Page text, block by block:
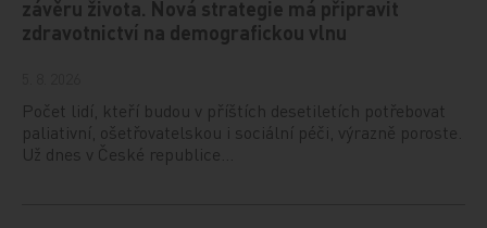
závěru života. Nová strategie má připravit
zdravotnictví na demografickou vlnu
Počet lidí, kteří budou v příštích desetiletích potřebovat
paliativní, ošetřovatelskou i sociální péči, výrazně poroste.
Už dnes v České republice…